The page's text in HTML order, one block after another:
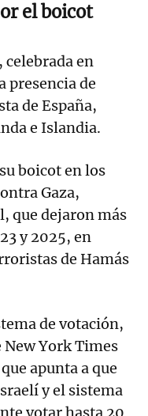
el boicot
en
presencia de
de España,
e Islandia.
boicot en los
Gaza,
que dejaron más
y 2025, en
de Hamás
de votación,
New York Times
apunta a que
y el sistema